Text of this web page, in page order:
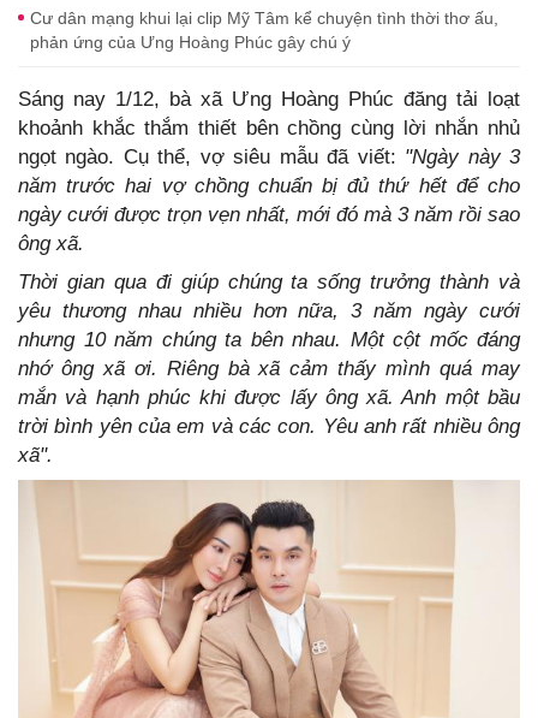
Cư dân mạng khui lại clip Mỹ Tâm kể chuyện tình thời thơ ấu,
phản ứng của Ưng Hoàng Phúc gây chú ý
Sáng nay 1/12, bà xã Ưng Hoàng Phúc đăng tải loạt
khoảnh khắc thắm thiết bên chồng cùng lời nhắn nhủ
ngọt ngào. Cụ thể, vợ siêu mẫu đã viết: "Ngày này 3
năm trước hai vợ chồng chuẩn bị đủ thứ hết để cho
ngày cưới được trọn vẹn nhất, mới đó mà 3 năm rồi sao
ông xã.
Thời gian qua đi giúp chúng ta sống trưởng thành và
yêu thương nhau nhiều hơn nữa, 3 năm ngày cưới
nhưng 10 năm chúng ta bên nhau. Một cột mốc đáng
nhớ ông xã ơi. Riêng bà xã cảm thấy mình quá may
mắn và hạnh phúc khi được lấy ông xã. Anh một bầu
trời bình yên của em và các con. Yêu anh rất nhiều ông
xã".